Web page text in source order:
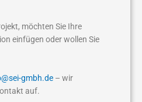
möchten Sie Ihre
einfügen oder wollen Sie
gmbh.de – wir
auf.